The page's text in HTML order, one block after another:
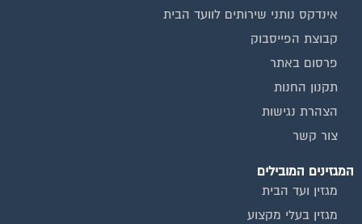
אינדקס נותני שירותים לוועד הבית
קבוצת הפייסבוק
פרסום באתר
תקנון החנות
הצהרת נגישות
צור קשר
המגזינים המובילים
מגזין ועד הבית
מגזין בעלי מקצוע